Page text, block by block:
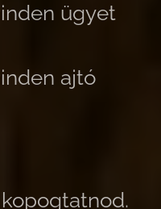
ügyet
ajtó